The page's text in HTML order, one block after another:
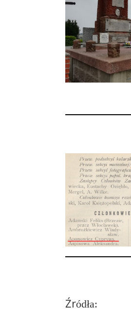
Źródła: